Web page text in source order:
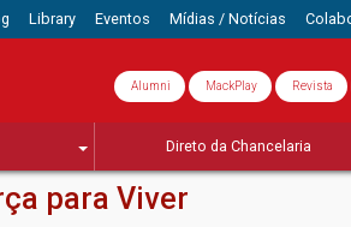
Library Eventos Mídias / Notícias
Alumni MackPlay Revista
Direto da Chancelaria
para Viver